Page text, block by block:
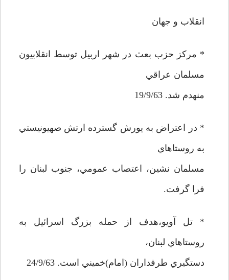
انقلاب و جهان
* مركز حزب بعث در شهر اربيل توسط انقلابيون
مسلمان عراقي
منهدم شد. 19/9/63
* در اعتراض به يورش گسترده ارتش صهيونيستي
به روستاهاي
مسلمان نشين، اعتصاب عمومي، جنوب لبنان را
فرا گرفت.
* تل آويو،‌هدف از حمله بزرگ اسرائيل به
روستاهاي لبنان،
دستگيري طرفداران (امام)خميني است. 24/9/63